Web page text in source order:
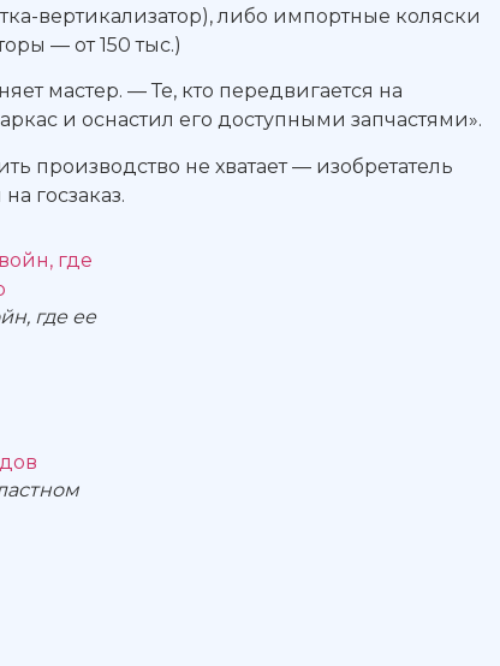
вертикализатор), либо импортные коляски
— от 150 тыс.)
мастер. — Те, кто передвигается на
и оснастил его доступными запчастями».
производство не хватает — изобретатель
госзаказ.
где ее